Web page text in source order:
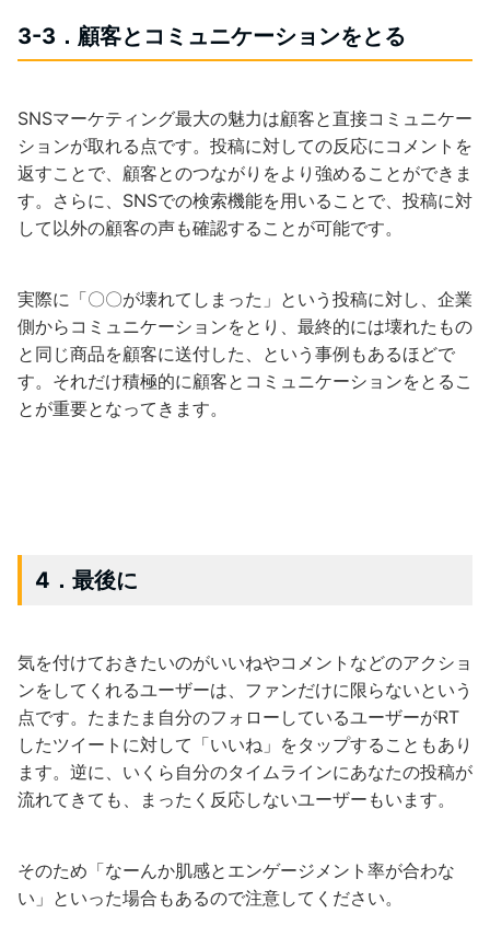
3-3．顧客とコミュニケーションをとる
SNSマーケティング最大の魅力は顧客と直接コミュニケー
ションが取れる点です。投稿に対しての反応にコメントを
返すことで、顧客とのつながりをより強めることができま
す。さらに、SNSでの検索機能を用いることで、投稿に対
して以外の顧客の声も確認することが可能です。
実際に「〇〇が壊れてしまった」という投稿に対し、企業
側からコミュニケーションをとり、最終的には壊れたもの
と同じ商品を顧客に送付した、という事例もあるほどで
す。それだけ積極的に顧客とコミュニケーションをとるこ
とが重要となってきます。
4．最後に
気を付けておきたいのがいいねやコメントなどのアクショ
ンをしてくれるユーザーは、ファンだけに限らないという
点です。たまたま自分のフォローしているユーザーがRT
したツイートに対して「いいね」をタップすることもあり
ます。逆に、いくら自分のタイムラインにあなたの投稿が
流れてきても、まったく反応しないユーザーもいます。
そのため「なーんか肌感とエンゲージメント率が合わな
い」といった場合もあるので注意してください。